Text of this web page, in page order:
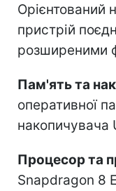
Орієнтований
пристрій
розширеними
Пам'ять та
оперативної
накопичувача
Процесор та
Snapdragon 8